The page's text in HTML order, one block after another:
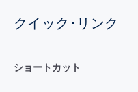
クイック･リンク
ショートカット